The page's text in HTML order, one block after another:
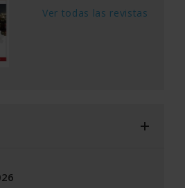
Ver todas las revistas